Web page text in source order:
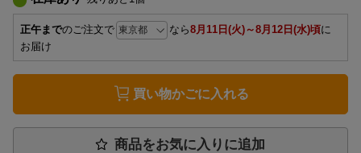
正午までのご注文で なら8月11日(火)～8月12日(水)頃に
お届け
買い物かごに入れる
商品をお気に入りに追加